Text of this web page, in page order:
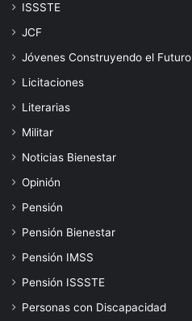
ISSSTE
JCF
Jóvenes Construyendo el Futuro
Licitaciones
Literarias
Militar
Noticias Bienestar
Opinión
Pensión
Pensión Bienestar
Pensión IMSS
Pensión ISSSTE
Personas con Discapacidad